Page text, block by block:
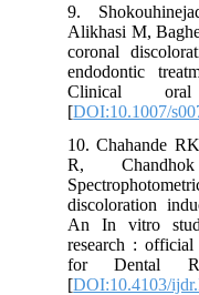
9.
Alikhasi M,
coronal
endodontic
Clinical
[DOI:10.1007/
10. Chahande
R,
discoloration
An In vitro
research :
for Dental
[DOI:10.4103/